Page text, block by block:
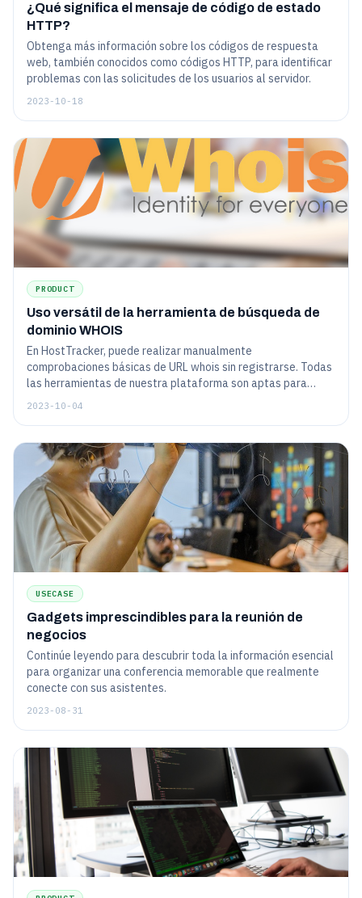
¿Qué significa el mensaje de código de estado
HTTP?
Obtenga más información sobre los códigos de respuesta
web, también conocidos como códigos HTTP, para identificar
problemas con las solicitudes de los usuarios al servidor.
2023-10-18
PRODUCT
Uso versátil de la herramienta de búsqueda de
dominio WHOIS
En HostTracker, puede realizar manualmente
comprobaciones básicas de URL whois sin registrarse. Todas
las herramientas de nuestra plataforma son aptas para
principiantes y fáciles de usar.
2023-10-04
USECASE
Gadgets imprescindibles para la reunión de
negocios
Continúe leyendo para descubrir toda la información esencial
para organizar una conferencia memorable que realmente
conecte con sus asistentes.
2023-08-31